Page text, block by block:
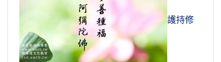
護持修